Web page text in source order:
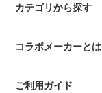
カテゴリから探す
コラボメーカーとは
ご利用ガイド